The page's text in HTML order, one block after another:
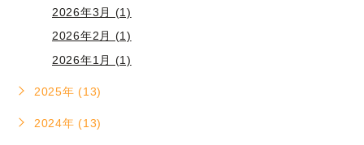
2026年3月 (1)
2026年2月 (1)
2026年1月 (1)
2025年 (13)
2024年 (13)